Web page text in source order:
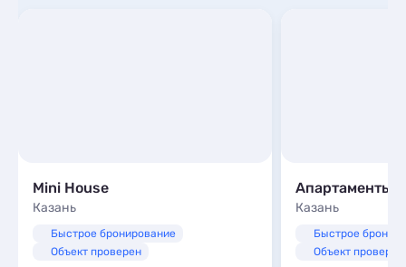
Mini House
Казань
Быстрое бронирование
Объект проверен
Апартаменты
Казань
Быстрое
Объект проверен